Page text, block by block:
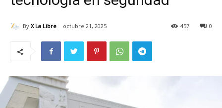
By X La Libre octubre 21, 2025 0
457